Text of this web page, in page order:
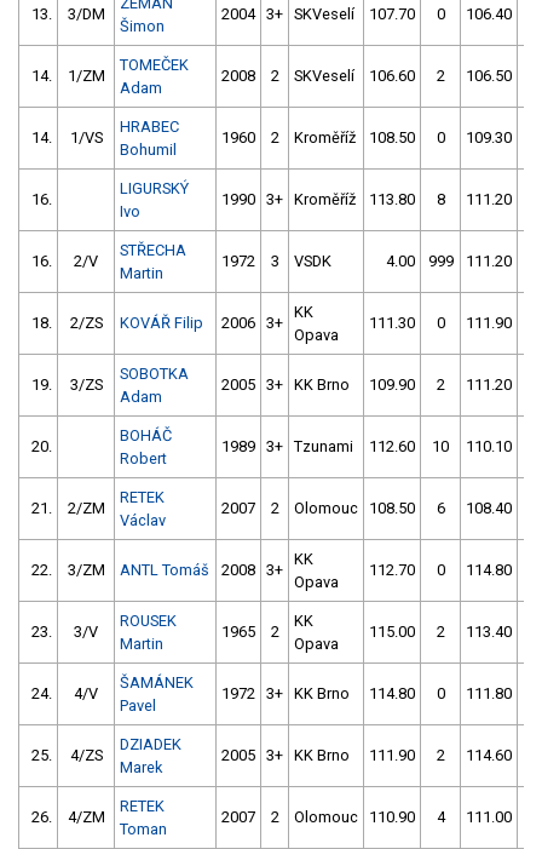
13. 3/DM
Šimon
2004 3+ SKVeselí 107.70 0 106.40
14. 1/ZM
TOMEČEK
Adam
2008 2 SKVeselí 106.60 2 106.50
14. 1/VS
HRABEC
Bohumil
1960 2 Kroměříž 108.50 0 109.30
16.
LIGURSKÝ
Ivo
1990 3+ Kroměříž 113.80 8 111.20
16. 2/V
STŘECHA
Martin
1972 3 VSDK 4.00 999 111.20
18. 2/ZS KOVÁŘ Filip 2006 3+
KK
Opava
111.30 0 111.90
19. 3/ZS
SOBOTKA
Adam
2005 3+ KK Brno 109.90 2 111.20
20.
BOHÁČ
Robert
1989 3+ Tzunami 112.60 10 110.10
21. 2/ZM
RETEK
Václav
2007 2 Olomouc 108.50 6 108.40
22. 3/ZM ANTL Tomáš 2008 3+
KK
Opava
112.70 0 114.80
23. 3/V
ROUSEK
Martin
1965 2
KK
Opava
115.00 2 113.40
24. 4/V
ŠAMÁNEK
Pavel
1972 3+ KK Brno 114.80 0 111.80
25. 4/ZS
DZIADEK
Marek
2005 3+ KK Brno 111.90 2 114.60
26. 4/ZM
RETEK
Toman
2007 2 Olomouc 110.90 4 111.00